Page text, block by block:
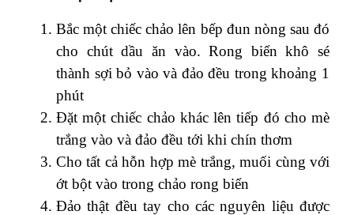
Bắc một chiếc chảo lên bếp đun nòng sau đó
cho chút dầu ăn vào. Rong biển khô sé
thành sợi bỏ vào và đảo đều trong khoảng 1
phút
Đặt một chiếc chảo khác lên tiếp đó cho mè
trắng vào và đảo đều tới khi chín thơm
Cho tất cả hỗn hợp mè trắng, muối cùng với
ớt bột vào trong chảo rong biển
Đảo thật đều tay cho các nguyên liệu được